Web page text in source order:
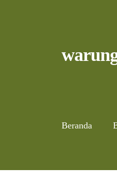
to
to
Beranda